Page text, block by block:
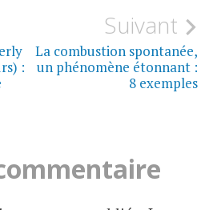
:
Suivant
La combustion spontanée,
un phénomène étonnant :
8 exemples